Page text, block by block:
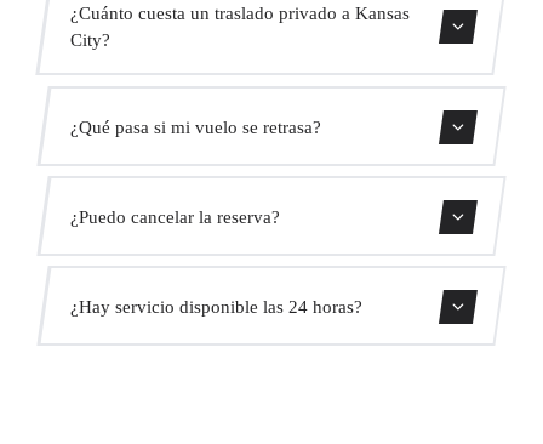
¿Cuánto cuesta un traslado privado a Kansas
City?
Usa nuestro formulario de reserva para obtener un precio
fijo al instante. Sin cargos ocultos.
¿Qué pasa si mi vuelo se retrasa?
conductor ajustará automáticamente la hora de recogida
sin coste adicional.
¿Puedo cancelar la reserva?
recogida.
¿Hay servicio disponible las 24 horas?